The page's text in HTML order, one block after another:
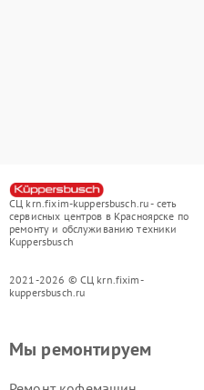
СЦ krn.fixim-kuppersbusch.ru - сеть
сервисных центров в Красноярске по
ремонту и обслуживанию техники
Kuppersbusch
2021-2026 © СЦ krn.fixim-
kuppersbusch.ru
Мы ремонтируем